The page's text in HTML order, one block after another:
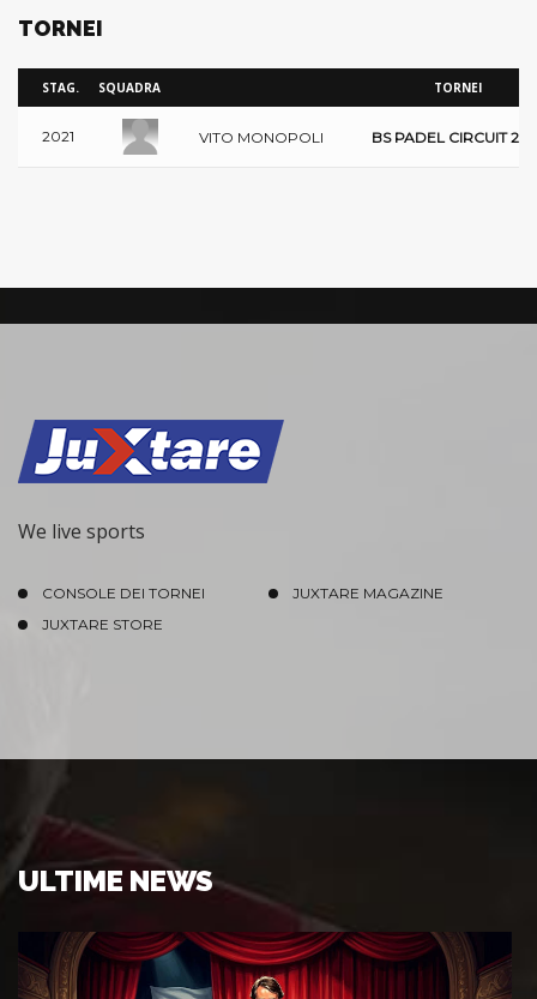
TORNEI
STAG. SQUADRA TORNEI
2021 VITO MONOPOLI BS PADEL CIRCUIT
We live sports
CONSOLE DEI TORNEI
JUXTARE MAGAZINE
JUXTARE STORE
ULTIME NEWS